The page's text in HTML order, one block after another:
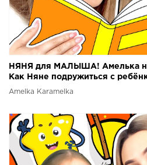
НЯНЯ для МАЛЫША! Амелька не
Как Няне подружиться с
Amelka Karamelka